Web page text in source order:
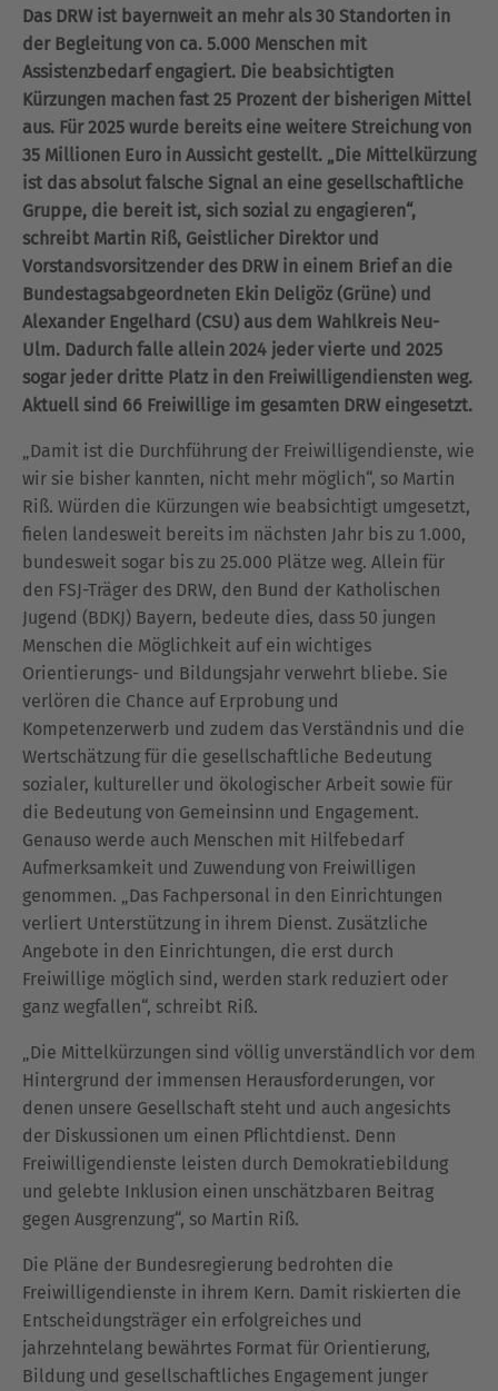
Das DRW ist bayernweit an mehr als 30 Standorten in
der Begleitung von ca. 5.000 Menschen mit
Assistenzbedarf engagiert. Die beabsichtigten
Kürzungen machen fast 25 Prozent der bisherigen Mittel
aus. Für 2025 wurde bereits eine weitere Streichung von
35 Millionen Euro in Aussicht gestellt. „Die Mittelkürzung
ist das absolut falsche Signal an eine gesellschaftliche
Gruppe, die bereit ist, sich sozial zu engagieren“,
schreibt Martin Riß, Geistlicher Direktor und
Vorstandsvorsitzender des DRW in einem Brief an die
Bundestagsabgeordneten Ekin Deligöz (Grüne) und
Alexander Engelhard (CSU) aus dem Wahlkreis Neu-
Ulm. Dadurch falle allein 2024 jeder vierte und 2025
sogar jeder dritte Platz in den Freiwilligendiensten weg.
Aktuell sind 66 Freiwillige im gesamten DRW eingesetzt.
„Damit ist die Durchführung der Freiwilligendienste, wie
wir sie bisher kannten, nicht mehr möglich“, so Martin
Riß. Würden die Kürzungen wie beabsichtigt umgesetzt,
fielen landesweit bereits im nächsten Jahr bis zu 1.000,
bundesweit sogar bis zu 25.000 Plätze weg. Allein für
den FSJ-Träger des DRW, den Bund der Katholischen
Jugend (BDKJ) Bayern, bedeute dies, dass 50 jungen
Menschen die Möglichkeit auf ein wichtiges
Orientierungs- und Bildungsjahr verwehrt bliebe. Sie
verlören die Chance auf Erprobung und
Kompetenzerwerb und zudem das Verständnis und die
Wertschätzung für die gesellschaftliche Bedeutung
sozialer, kultureller und ökologischer Arbeit sowie für
die Bedeutung von Gemeinsinn und Engagement.
Genauso werde auch Menschen mit Hilfebedarf
Aufmerksamkeit und Zuwendung von Freiwilligen
genommen. „Das Fachpersonal in den Einrichtungen
verliert Unterstützung in ihrem Dienst. Zusätzliche
Angebote in den Einrichtungen, die erst durch
Freiwillige möglich sind, werden stark reduziert oder
ganz wegfallen“, schreibt Riß.
„Die Mittelkürzungen sind völlig unverständlich vor dem
Hintergrund der immensen Herausforderungen, vor
denen unsere Gesellschaft steht und auch angesichts
der Diskussionen um einen Pflichtdienst. Denn
Freiwilligendienste leisten durch Demokratiebildung
und gelebte Inklusion einen unschätzbaren Beitrag
gegen Ausgrenzung“, so Martin Riß.
Die Pläne der Bundesregierung bedrohten die
Freiwilligendienste in ihrem Kern. Damit riskierten die
Entscheidungsträger ein erfolgreiches und
jahrzehntelang bewährtes Format für Orientierung,
Bildung und gesellschaftliches Engagement junger